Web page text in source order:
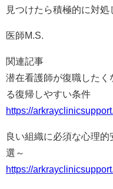
見つけたら積極的に対処
医師M.S.
関連記事
潜在看護師が復職したく
る復帰しやすい条件
https://
良い組織に必須な心理
選～
https://